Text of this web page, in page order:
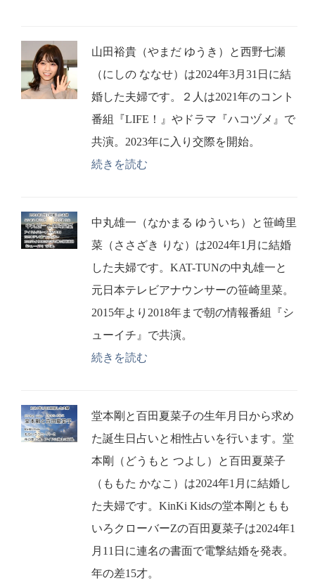
山田裕貴（やまだ ゆうき）と西野七瀬
（にしの ななせ）は2024年3月31日に結
婚した夫婦です。２人は2021年のコント
番組『LIFE！』やドラマ『ハコヅメ』で
共演。2023年に入り交際を開始。
続きを読む
中丸雄一（なかまる ゆういち）と笹崎里
菜（ささざき りな）は2024年1月に結婚
した夫婦です。KAT-TUNの中丸雄一と
元日本テレビアナウンサーの笹崎里菜。
2015年より2018年まで朝の情報番組『シ
ューイチ』で共演。
続きを読む
堂本剛と百田夏菜子の生年月日から求め
た誕生日占いと相性占いを行います。堂
本剛（どうもと つよし）と百田夏菜子
（ももた かなこ）は2024年1月に結婚し
た夫婦です。KinKi Kidsの堂本剛ともも
いろクローバーZの百田夏菜子は2024年1
月11日に連名の書面で電撃結婚を発表。
年の差15才。